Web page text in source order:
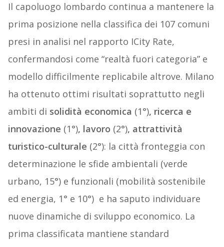
Il capoluogo lombardo continua a mantenere la
prima posizione nella classifica dei 107 comuni
presi in analisi nel rapporto ICity Rate,
confermandosi come “realtà fuori categoria” e
modello difficilmente replicabile altrove. Milano
ha ottenuto ottimi risultati soprattutto negli
ambiti di solidità economica (1°), ricerca e
innovazione (1°), lavoro (2°), attrattività
turistico-culturale (2°): la città fronteggia con
determinazione le sfide ambientali (verde
urbano, 15°) e funzionali (mobilità sostenibile
ed energia, 1° e 10°) e ha saputo individuare
nuove dinamiche di sviluppo economico. La
prima classificata mantiene standard